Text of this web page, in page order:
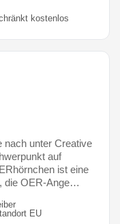
kostenlos
nach unter Creative
auf
ist eine
die OER-Ange…
EU